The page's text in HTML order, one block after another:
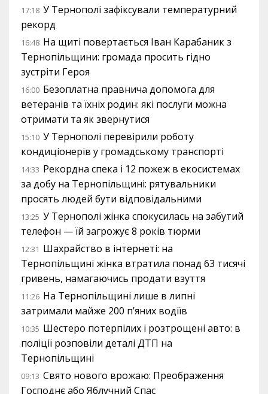
17:18 У Тернополі зафіксували температурний
рекорд
16:48 На щиті повертається Іван Карабаник з
Тернопільщини: громада просить гідно
зустріти Героя
16:00 Безоплатна правнича допомога для
ветеранів та їхніх родин: які послуги можна
отримати та як звернутися
15:10 У Тернополі перевірили роботу
кондиціонерів у громадському транспорті
14:33 Рекордна спека і 12 пожеж в екосистемах
за добу на Тернопільщині: рятувальники
просять людей бути відповідальними
13:25 У Тернополі жінка спокусилась на забутий
телефон — їй загрожує 8 років тюрми
12:31 Шахрайство в інтернеті: на
Тернопільщині жінка втратила понад 63 тисячі
гривень, намагаючись продати взуття
11:26 На Тернопільщині лише в липні
затримали майже 200 п’яних водіїв
10:35 Шестеро потерпілих і розтрощені авто: в
поліції розповіли деталі ДТП на
Тернопільщині
09:13 Свято нового врожаю: Преображення
Господнє або Яблучний Спас